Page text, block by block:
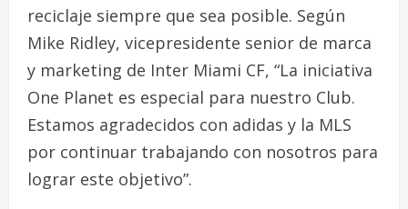
reciclaje siempre que sea posible. Según
Mike Ridley, vicepresidente senior de marca
y marketing de Inter Miami CF, “La iniciativa
One Planet es especial para nuestro Club.
Estamos agradecidos con adidas y la MLS
por continuar trabajando con nosotros para
lograr este objetivo”.